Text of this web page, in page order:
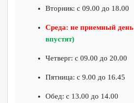
Вторник: с 09.00 до 18.00
Среда: не приемный день
впустят)
Четверг: с 09.00 до 20.00
Пятница: с 9.00 до 16.45
Обед: с 13.00 до 14.00